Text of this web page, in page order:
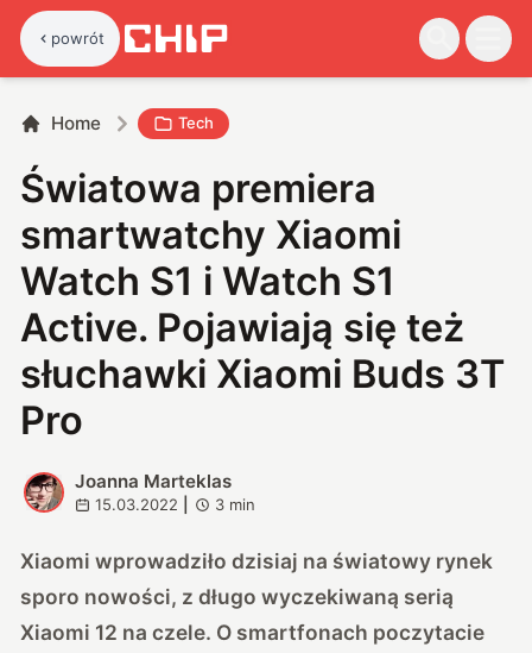
powrót
Home Tech
Światowa premiera
smartwatchy Xiaomi
Watch S1 i Watch S1
Active. Pojawiają się też
słuchawki Xiaomi Buds 3T
Pro
J
Joanna Marteklas
15.03.2022 3 min
Xiaomi wprowadziło dzisiaj na światowy rynek
sporo nowości, z długo wyczekiwaną serią
Xiaomi 12 na czele. O smartfonach poczytacie